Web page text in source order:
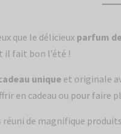
que le délicieux parfum
il fait bon l’été !
unique et originale
en cadeau ou pour faire
réuni de magnifique